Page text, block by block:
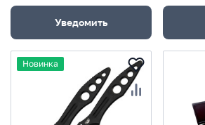
Уведомить
Новинка